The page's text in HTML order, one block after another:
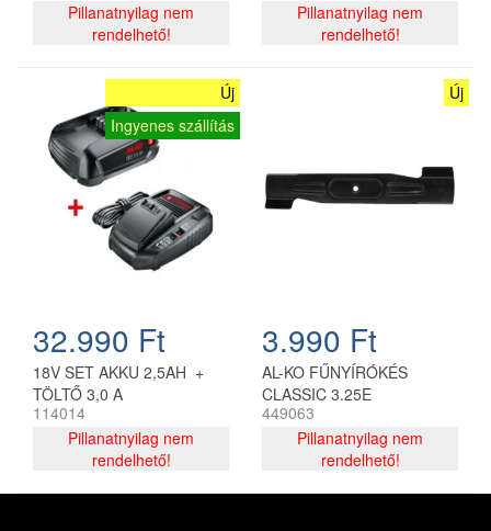
Pillanatnyilag nem
rendelhető!
Pillanatnyilag nem
rendelhető!
Új
Ingyenes szállítás
32.990 Ft
18V SET AKKU 2,5AH +
TÖLTŐ 3,0 A
114014
Pillanatnyilag nem
rendelhető!
Új
3.990 Ft
AL-KO FŰNYÍRÓKÉS
CLASSIC 3.25E
449063
Pillanatnyilag nem
rendelhető!